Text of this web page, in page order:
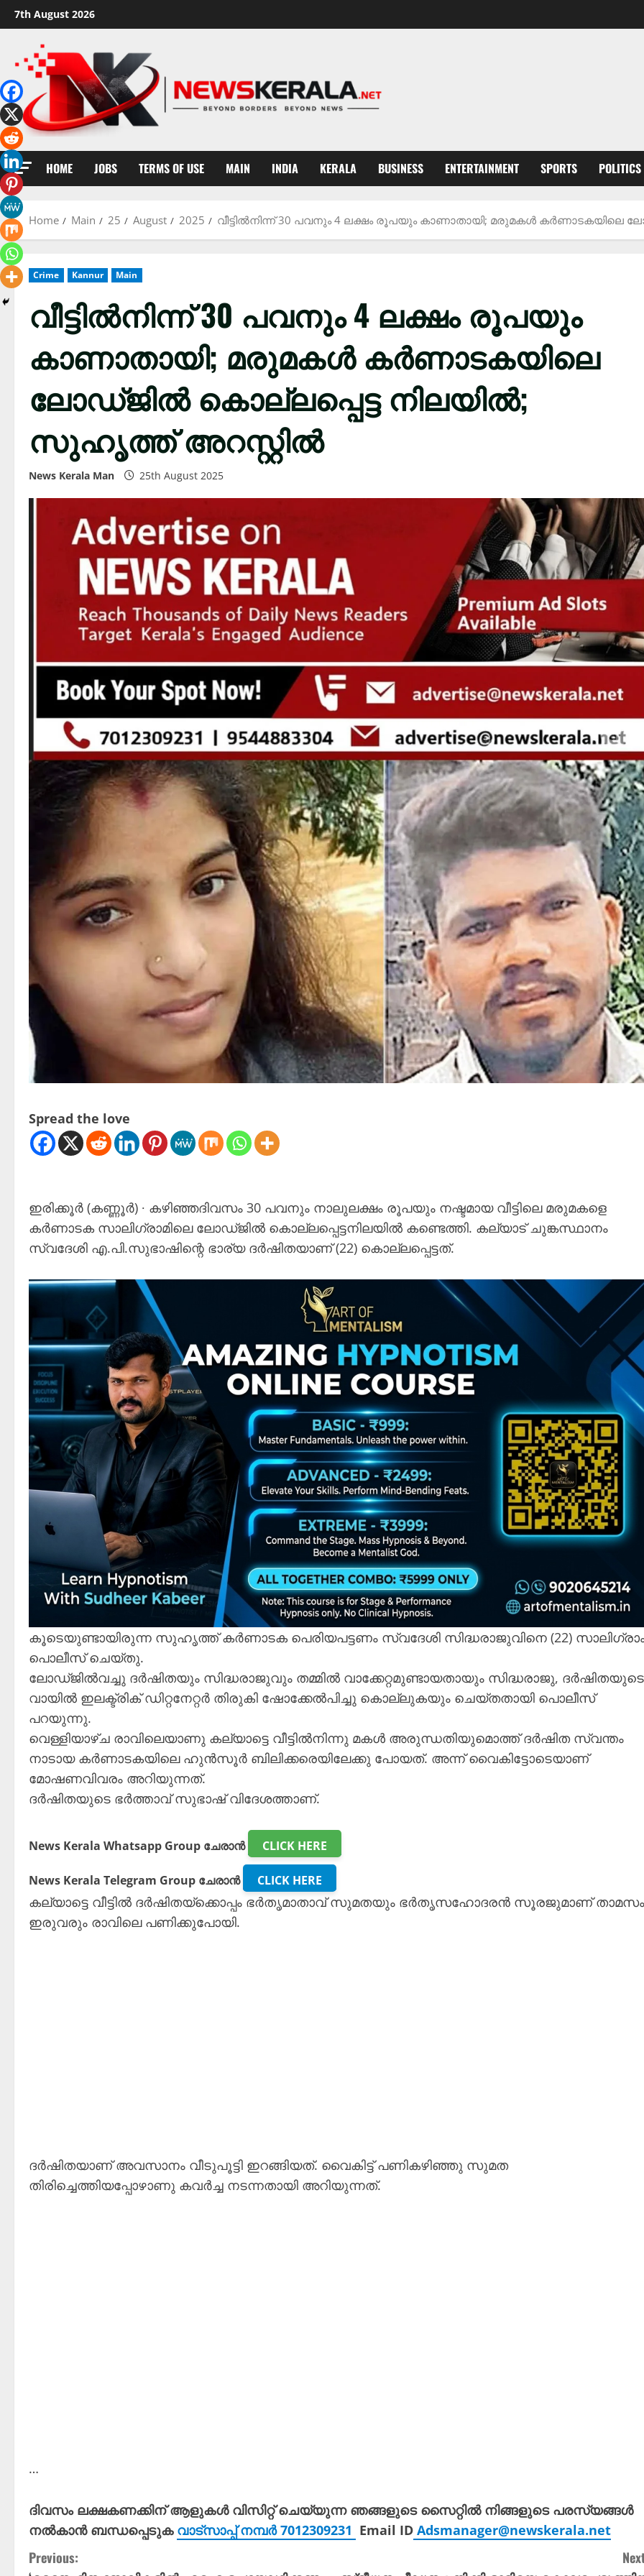
Skip
to
content
7th August 2026
HOME JOBS TERMS OF USE MAIN INDIA KERALA BUSINESS ENTERTAINMENT SPORTS POLITICS
Home Main 25 August 2025 വീട്ടിൽനിന്ന് 30 പവനും 4 ലക്ഷം രൂപയും കാണാതായി; മരുമകൾ
Crime Kannur Main
വീട്ടിൽനിന്ന് 30 പവനും 4 ലക്ഷം രൂപയും
കാണാതായി; മരുമകൾ കർണാടകയിലെ
ലോഡ്ജിൽ കൊല്ലപ്പെട്ട നിലയിൽ;
സുഹൃത്ത് അറസ്റ്റിൽ
News Kerala Man 25th August 2025
Spread the love
ഇരിക്കൂർ (കണ്ണൂർ) ∙ കഴിഞ്ഞദിവസം 30 പവനും നാലുലക്ഷം രൂപയും നഷ്ടമായ വീട്ടിലെ മരുമകളെ
കർണാടക സാലിഗ്രാമിലെ ലോഡ്ജിൽ കൊല്ലപ്പെട്ടനിലയിൽ കണ്ടെത്തി. കല്യാട് ചുങ്കസ്ഥാനം
സ്വദേശി എ.പി.സുഭാഷിന്റെ ഭാര്യ ദർഷിതയാണ് (22) കൊല്ലപ്പെട്ടത്.
കൂടെയുണ്ടായിരുന്ന സുഹൃത്ത് കർണാടക പെരിയപട്ടണം സ്വദേശി സിദ്ധരാജുവിനെ (22)
പൊലീസ് ചെയ്തു.
ലോഡ്ജിൽവച്ചു ദർഷിതയും സിദ്ധരാജുവും തമ്മിൽ വാക്കേറ്റമുണ്ടായതായും സിദ്ധരാജു, ദർഷിതയുടെ
വായിൽ ഇലക്ട്രിക് ഡിറ്റനേറ്റർ തിരുകി ഷോക്കേൽപിച്ചു കൊല്ലുകയും ചെയ്തതായി പൊലീസ്
പറയുന്നു.
വെള്ളിയാഴ്ച രാവിലെയാണു കല്യാട്ടെ വീട്ടിൽനിന്നു മകൾ അരുന്ധതിയുമൊത്ത് ദർഷിത സ്വന്തം
നാടായ കർണാടകയിലെ ഹുൻസൂർ ബിലിക്കരെയിലേക്കു പോയത്. അന്ന് വൈകിട്ടോടെയാണ്
മോഷണവിവരം അറിയുന്നത്.
ദർഷിതയുടെ ഭർത്താവ് സുഭാഷ് വിദേശത്താണ്.
News Kerala Whatsapp Group ചേരാൻ CLICK HERE
News Kerala Telegram Group ചേരാൻ CLICK HERE
കല്യാട്ടെ വീട്ടിൽ ദർഷിതയ്ക്കൊപ്പം ഭർതൃമാതാവ് സുമതയും ഭർതൃസഹോദരൻ സൂരജുമാണ്
ഇരുവരും രാവിലെ പണിക്കുപോയി.
ദർഷിതയാണ് അവസാനം വീടുപൂട്ടി ഇറങ്ങിയത്. വൈകിട്ട് പണികഴിഞ്ഞു സുമത
തിരിച്ചെത്തിയപ്പോഴാണു കവർച്ച നടന്നതായി അറിയുന്നത്.
…
ദിവസം ലക്ഷകണക്കിന് ആളുകൾ വിസിറ്റ് ചെയ്യുന്ന ഞങ്ങളുടെ സൈറ്റിൽ നിങ്ങളുടെ പരസ്യങ്ങൾ
നൽകാൻ ബന്ധപ്പെടുക വാട്സാപ്പ് നമ്പർ 7012309231 Email ID Adsmanager@newskerala.net
C
Previous: